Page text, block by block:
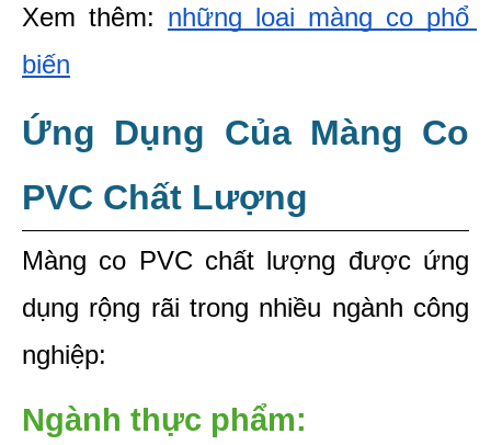
Xem thêm: những loại màng co phổ
biến
Ứng Dụng Của Màng Co
PVC Chất Lượng
Màng co PVC chất lượng được ứng
dụng rộng rãi trong nhiều ngành công
nghiệp:
Ngành thực phẩm: